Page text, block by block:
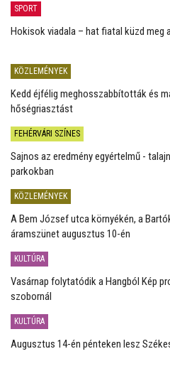
SPORT
Hokisok viadala – hat fiatal küzd meg
KÖZLEMÉNYEK
Kedd éjfélig meghosszabbították és
hőségriasztást
FEHÉRVÁRI SZÍNES
Sajnos az eredmény egyértelmű -
parkokban
KÖZLEMÉNYEK
A Bem József utca környékén, a
áramszünet augusztus 10-én
KULTÚRA
Vasárnap folytatódik a Hangból Kép
szobornál
KULTÚRA
Augusztus 14-én pénteken lesz